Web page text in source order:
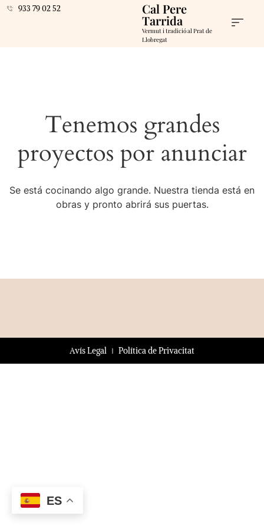
933 79 02 52 Cal Pere
Tarrida
Vermut i tradició al Prat de
Llobregat
Tenemos grandes
proyectos por anunciar
Se está cocinando algo grande. Nuestra tienda está en
obras y pronto abrirá sus puertas.
Avís Legal Política de Privacitat
ES